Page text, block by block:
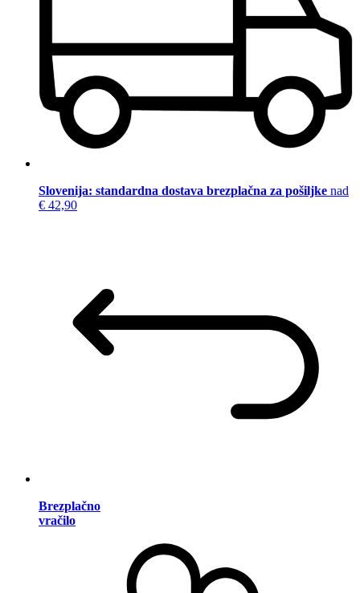
Slovenija: standardna dostava brezplačna za pošiljke nad
€ 42,90
Brezplačno
vračilo